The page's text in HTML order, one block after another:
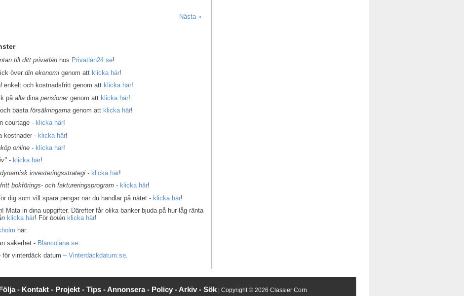
Nästa »
till ditt privatlån hos Privatlån24.se!
överdin ekonomi genom att klicka här!
enkelt och kostnadsfritt genom att klicka här!
påalla dinapensionergenom att klicka här!
bästaförsäkringarna genom att klicka här!
courtage - klicka här!
kostnader - klicka här!
online - klicka här!
- klicka här!
investeringsstrategi - klicka här!
bokförings- och faktureringsprogram - klicka här!
dig som vill spara pengar när du handlar på nätet - klicka här!
! Mata in dina uppgifter. Därefter får olika banker bjuda på hur låg ränta
klicka här! Förbolån klicka här!
här.
säkerhet - Blancolåna.se
för vinterdäck datum –Vinterdäckdatum.se.
- Kontakt - Projekt - Tips -Annonsera - Policy -Arkiv - Sök | Copyright © 2026 Classier Corn